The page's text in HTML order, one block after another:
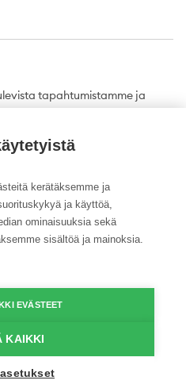
tapahtumistamme ja
pidätetään.
kerätäksemme ja
ja käyttöä,
ominaisuuksia sekä
sisältöä ja mainoksia.
EVÄSTEET
KAIKKI